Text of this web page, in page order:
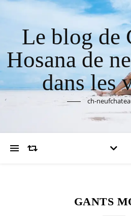
Le blog de
Hosana de
dans les
ch-
GANTS